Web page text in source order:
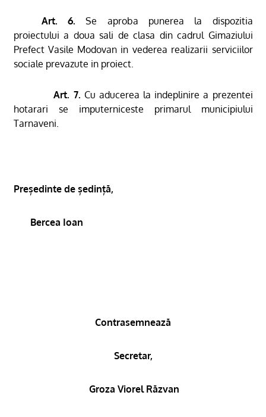
Art. 6. Se aproba punerea la dispozitia
proiectului a doua sali de clasa din cadrul Gimaziului
Prefect Vasile Modovan in vederea realizarii serviciilor
sociale prevazute in proiect.
Art. 7. Cu aducerea la indeplinire a prezentei
hotarari se imputerniceste primarul municipiului
Tarnaveni.
Președinte de ședință,
Bercea Ioan
Contrasemnează
Secretar,
Groza Viorel Răzvan